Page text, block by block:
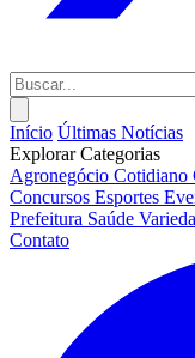
Início Últimas Notícias
Explorar Categorias
Agronegócio Cotidiano
Concursos Esportes
Prefeitura Saúde
Contato